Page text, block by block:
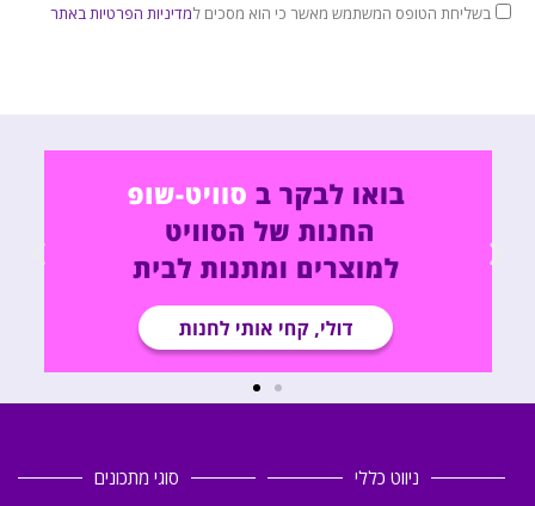
בשליחת הטופס המשתמש מאשר כי הוא מסכים למדיניות הפרטיות באתר
ניווט כללי סוגי מתכונים